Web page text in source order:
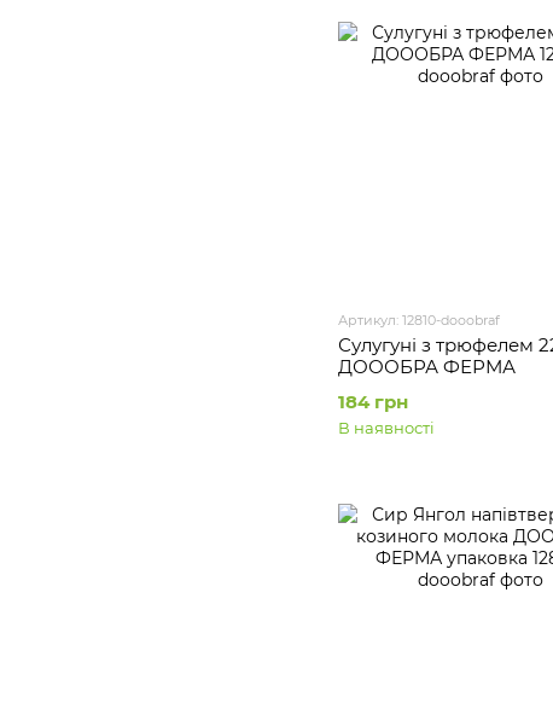
Артикул: 12810-dooobraf
Сулугуні з трюфелем
ДОООБРА ФЕРМА
184 грн
В наявності